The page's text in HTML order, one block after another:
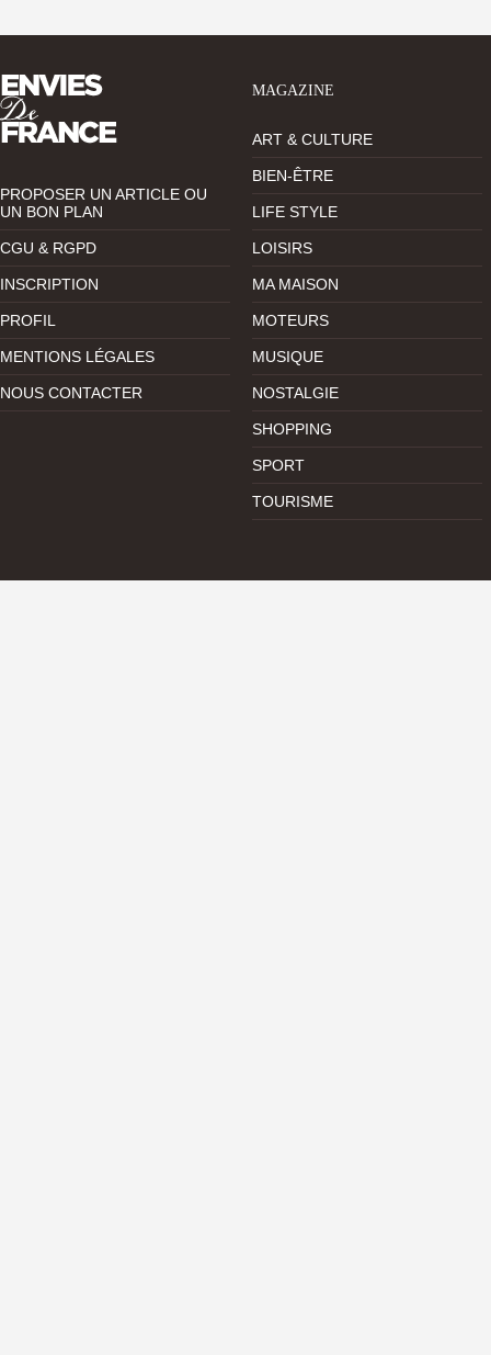
PROPOSER UN ARTICLE OU
UN BON PLAN
CGU & RGPD
INSCRIPTION
PROFIL
MENTIONS LÉGALES
NOUS CONTACTER
MAGAZINE
ART & CULTURE
BIEN-ÊTRE
LIFE STYLE
LOISIRS
MA MAISON
MOTEURS
MUSIQUE
NOSTALGIE
SHOPPING
SPORT
TOURISME